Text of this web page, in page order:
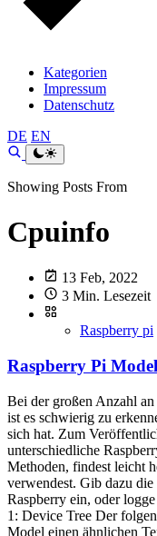
Kategorien
Impressum
Datenschutz
DE EN
Showing Posts From
Cpuinfo
13 Feb, 2022
3 Min. Lesezeit
Raspberry pi
Raspberry Pi
Bei der großen Anzahl
ist es schwierig zu
sich hat. Zum
unterschiedliche
Methoden, findest leicht
verwendest. Gib dazu
Raspberry ein, oder
1: Device Tree Der
Model einen ähnlichen